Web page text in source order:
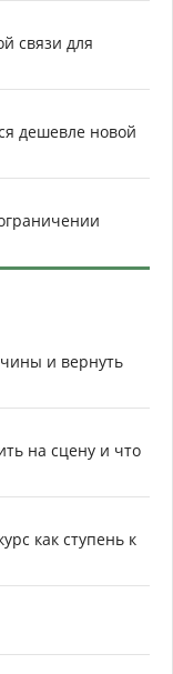
связи для
дешевле новой
и вернуть
на сцену и что
как ступень к